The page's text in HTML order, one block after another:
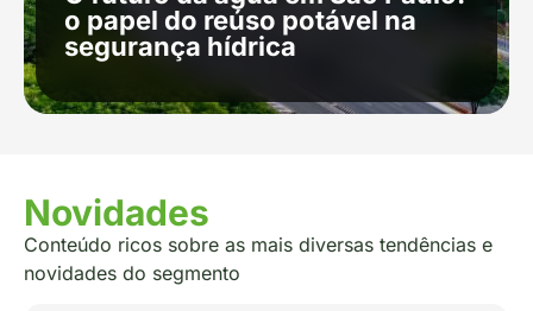
o papel do reúso potável na
segurança hídrica
Novidades
Conteúdo ricos sobre as mais diversas tendências e
novidades do segmento